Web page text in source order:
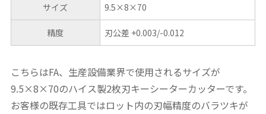
サイズ 9.5×8×70
精度 刃公差 +0.003/-0.012
こちらはFA、生産設備業界で使用されるサイズが
9.5×8×70のハイス製2枚刃キーシーターカッターです。
お客様の既存工具ではロット内の刃幅精度のバラツキが